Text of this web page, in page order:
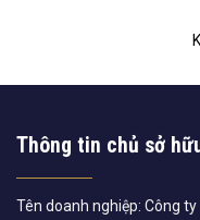
Thông tin chủ sở
Tên doanh nghiệp: Công